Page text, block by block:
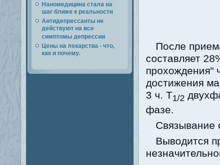
Наномедицина стала на
шаг ближе к реальности
Антидепрессанты не
действуют на все
симптомы депрессии
Цены на лекарства - что,
как и почему.
После
составляет
прохождения"
достижения
3 ч. T1/2
фазе.
Связывание
Выводится